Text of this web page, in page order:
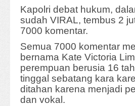
Kapolri debat hukum,
sudah VIRAL, tembus 2
7000 komentar.
Semua 7000 komentar
bernama Kate Victoria
perempuan berusia 16
tinggal sebatang kara
ditahan karena menjadi
dan vokal.